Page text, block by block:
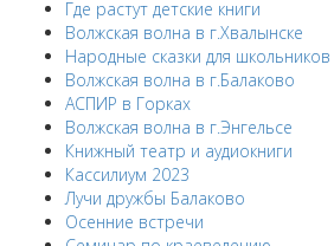
Где растут детские книги
Волжская волна в г.Хвалынске
Народные сказки для школьников
Волжская волна в г.Балаково
АСПИР в Горках
Волжская волна в г.Энгельсе
Книжный театр и аудиокниги
Кассилиум 2023
Лучи дружбы Балаково
Осенние встречи